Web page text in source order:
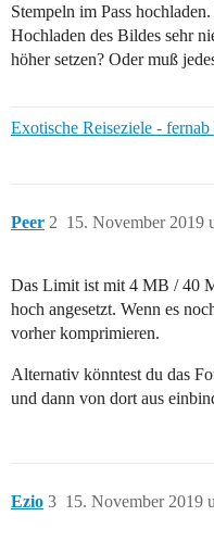
Stempeln im Pass
Hochladen des Bildes sehr
höher setzen? Oder muß
Exotische Reiseziele - fernab
Peer 15. November 2019
2
Das Limit ist mit 4 MB / 40
hoch angesetzt. Wenn es
vorher komprimieren.
Alternativ könntest du das
und dann von dort aus
Ezio 15. November 2019
3